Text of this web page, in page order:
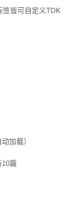
皆可自定义TDK
加载）
篇